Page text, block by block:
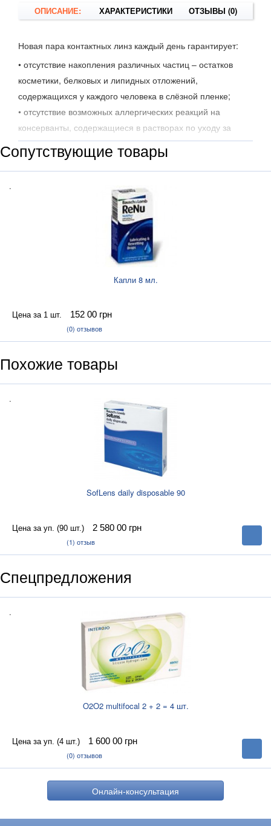
ОПИСАНИЕ: ХАРАКТЕРИСТИКИ ОТЗЫВЫ (0)
Новая пара контактных линз каждый день гарантирует:
• отсутствие накопления различных частиц – остатков
косметики, белковых и липидных отложений,
содержащихся у каждого человека в слёзной пленке;
• отсутствие возможных аллергических реакций на
консерванты, содержащиеся в растворах по уходу за
линзами.
Контактные линзы 1•DAY ACUVUE ®
до самого вечера. Чистая новая пара контактных линз
каждый день означает минимальный контакт с
аллергенами и отсутствие отложений, способных
привести к раздражению глаз.
Почему стоит их попробовать?
Удобство и чёткое зрениесо свежими новыми
Линзы прекрасноувлажнены в течение всего дня.
100% увлажняющего компонента в линзе даже к концу
дня
Снабжены УФ-фильтром, обеспечивающим защиту
глаз от вредного ультрафиолетового излучения
Позволяют вести такойактивный образ жизни, какой
Идеальны для использования по особым случаям и
Сопутствующие товары
.
Капли 8 мл.
Цена за 1 шт. 152 00 грн
(0) отзывов
Похожие товары
.
SofLens daily disposable 90
Цена за уп. (90 шт.) 2 580 00 грн
(1) отзыв
В
корзину
Cпецпредложения
.
O2O2 multifocal 2 + 2 = 4 шт.
Цена за уп. (4 шт.) 1 600 00 грн
(0) отзывов
В
корзину
Онлайн-консультация